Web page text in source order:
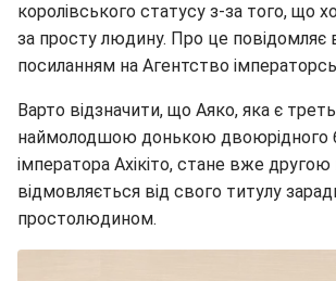
королівського статусу з-за того, що
за просту людину. Про це повідомляє
посиланням на Агентство
Варто відзначити, що Аяко, яка є
наймолодшою донькою двоюрідного
імператора Ахікіто, стане вже
відмовляється від свого титулу
простолюдином.